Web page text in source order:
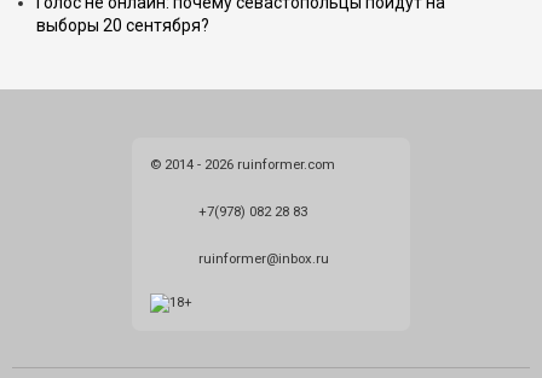
выборы 20 сентября?
© 2014 - 2026 ruinformer.com
+7(978) 082 28 83
ruinformer@inbox.ru